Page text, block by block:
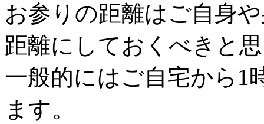
お参りの距離はご自身
距離にしておくべきと
一般的にはご自宅から1
ます。